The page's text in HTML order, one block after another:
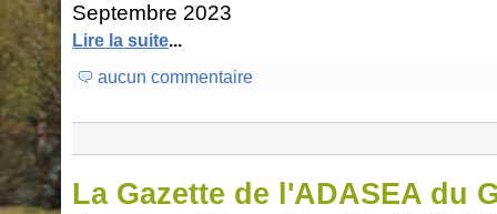
Septembre 2023
Lire la suite...
aucun commentaire
La Gazette de l'ADASEA du